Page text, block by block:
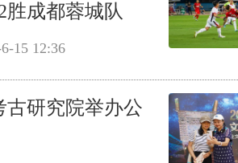
胜成都蓉城队
15 12:36
古研究院举办公